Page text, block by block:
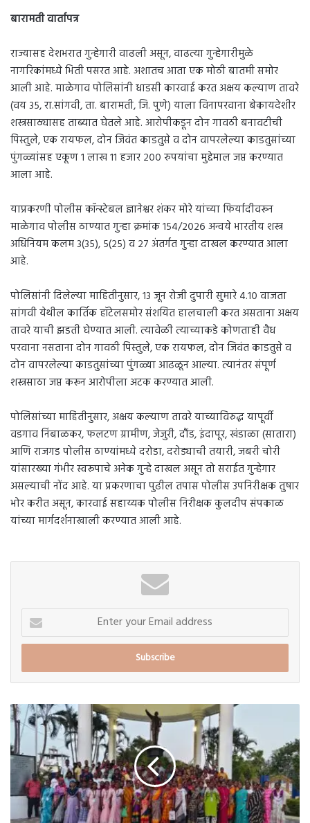
बारामती वार्तापत्र
राज्यासह देशभरात गुन्हेगारी वाढली असून, वाढत्या गुन्हेगारीमुळे
नागरिकांमध्ये भिती पसरत आहे. अशातच आता एक मोठी बातमी समोर
आली आहे. माळेगाव पोलिसांनी धाडसी कारवाई करत अक्षय कल्याण तावरे
(वय ३५, रा.सांगवी, ता. बारामती, जि. पुणे) याला विनापरवाना बेकायदेशीर
शस्त्रसाठ्यासह ताब्यात घेतले आहे. आरोपीकडून दोन गावठी बनावटीची
पिस्तुले, एक रायफल, दोन जिवंत काडतुसे व दोन वापरलेल्या काडतुसांच्या
पुंगळ्यांसह एकूण १ लाख ११ हजार २०० रुपयांचा मुद्देमाल जप्त करण्यात
आला आहे.
याप्रकरणी पोलीस कॉन्स्टेबल ज्ञानेश्वर शंकर मोरे यांच्या फिर्यादीवरून
माळेगाव पोलीस ठाण्यात गुन्हा क्रमांक १५४/२०२६ अन्वये भारतीय शस्त्र
अधिनियम कलम ३(३५), ५(२५) व २७ अंतर्गत गुन्हा दाखल करण्यात आला
आहे.
पोलिसांनी दिलेल्या माहितीनुसार, १३ जून रोजी दुपारी सुमारे ४.१० वाजता
सांगवी येथील कार्तिक हॉटेलसमोर संशयित हालचाली करत असताना अक्षय
तावरे याची झडती घेण्यात आली. त्यावेळी त्याच्याकडे कोणताही वैध
परवाना नसताना दोन गावठी पिस्तुले, एक रायफल, दोन जिवंत काडतुसे व
दोन वापरलेल्या काडतुसांच्या पुंगळ्या आढळून आल्या. त्यानंतर संपूर्ण
शस्त्रसाठा जप्त करून आरोपीला अटक करण्यात आली.
पोलिसांच्या माहितीनुसार, अक्षय कल्याण तावरे याच्याविरुद्ध यापूर्वी
वडगाव निंबाळकर, फलटण ग्रामीण, जेजुरी, दौंड, इंदापूर, खंडाळा (सातारा)
आणि राजगड पोलीस ठाण्यांमध्ये दरोडा, दरोड्याची तयारी, जबरी चोरी
यांसारख्या गंभीर स्वरूपाचे अनेक गुन्हे दाखल असून तो सराईत गुन्हेगार
असल्याची नोंद आहे. या प्रकरणाचा पुढील तपास पोलीस उपनिरीक्षक तुषार
भोर करीत असून, कारवाई सहाय्यक पोलीस निरीक्षक कुलदीप संपकाळ
यांच्या मार्गदर्शनाखाली करण्यात आली आहे.
Enter
your
Email
बारामतीतील
जनशक्ती
कंत्राटी
कामगार
संघाची
बैठक
संपन्न